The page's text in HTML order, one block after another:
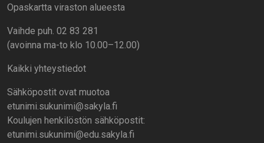
Opaskartta viraston alueesta
Vaihde puh. 02 83 281
(avoinna ma-to klo 10.00–12.00)
Kaikki yhteystiedot
Sähköpostit ovat muotoa
etunimi.sukunimi@sakyla.fi
Koulujen henkilöstön sähköpostit:
etunimi.sukunimi@edu.sakyla.fi